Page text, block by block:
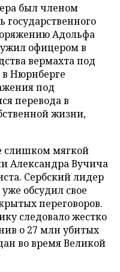
был членом
Адольфа
офицером в
вермахта под
Нюрнберге
под
перевода в
жизни,
слишком мягкой
Александра Вучича
Сербский лидер
обсудил свое
переговоров.
следовало жестко
о 27 млн убитых
во время Великой